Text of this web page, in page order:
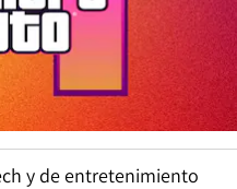
y de entretenimiento